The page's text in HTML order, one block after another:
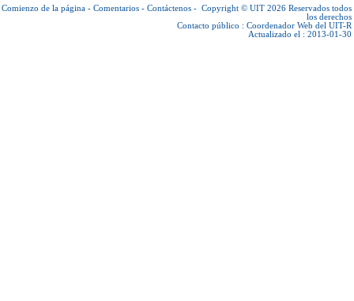
Comienzo de la página - Comentarios - Contáctenos - Copyright © UIT 2026 Reservados todos
los derechos
Contacto público : Coordenador Web del UIT-R
Actualizado el : 2013-01-30